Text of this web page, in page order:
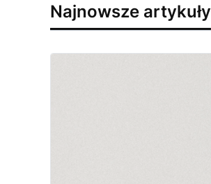
Najnowsze artykuły